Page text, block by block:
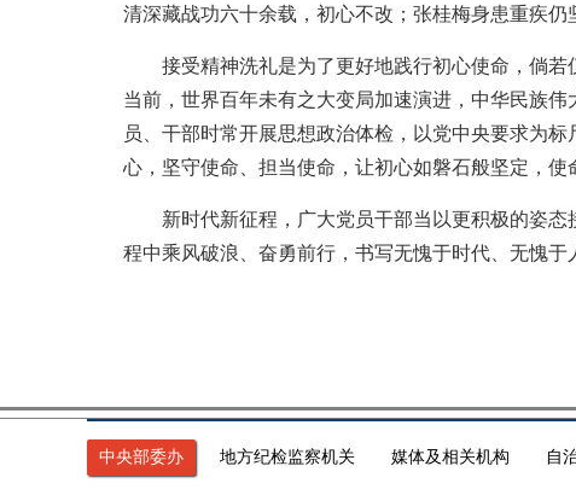
清深藏战功六十余载，初心不改；张桂梅身患重疾
接受精神洗礼是为了更好地践行初心使命，倘若
当前，世界百年未有之大变局加速演进，中华民族
员、干部时常开展思想政治体检，以党中央要求为
心，坚守使命、担当使命，让初心如磐石般坚定，使
新时代新征程，广大党员干部当以更积极的姿态
程中乘风破浪、奋勇前行，书写无愧于时代、无愧于
中央部委办 地方纪检监察机关 媒体及相关机构 自